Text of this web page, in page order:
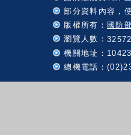
部分資料內容，
版權所有： 國防
瀏覽人數：
機關地址：
總機電話：